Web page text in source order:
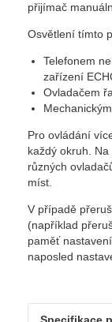
přijímač
Osvětlení tímto
Telefonem
zařízení
Ovladačem
Pro ovládání
každý okruh.
různých
míst.
V případě
(například
paměť
naposled